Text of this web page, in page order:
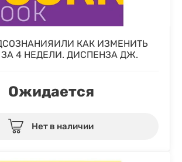
КАК ИЗМЕНИТЬ
4 НЕДЕЛИ. ДИСПЕНЗА ДЖ.
Ожидается
Нет в наличии